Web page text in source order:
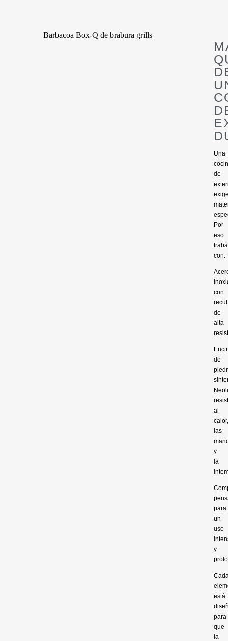
Una
de
Por
eso
con:
con
de
alta
de
al
calor,
las
y
la
para
un
uso
y
está
para
que
la